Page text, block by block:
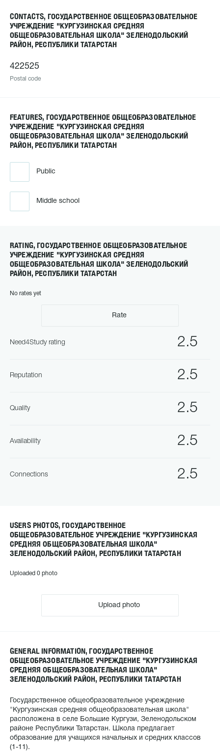
CONTACTS, ГОСУДАРСТВЕННОЕ ОБЩЕОБРАЗОВАТЕЛЬНОЕ
УЧРЕЖДЕНИЕ "КУРГУЗИНСКАЯ СРЕДНЯЯ
ОБЩЕОБРАЗОВАТЕЛЬНАЯ ШКОЛА" ЗЕЛЕНОДОЛЬСКИЙ
РАЙОН, РЕСПУБЛИКИ ТАТАРСТАН
422525
Postal code
FEATURES, ГОСУДАРСТВЕННОЕ ОБЩЕОБРАЗОВАТЕЛЬНОЕ
УЧРЕЖДЕНИЕ "КУРГУЗИНСКАЯ СРЕДНЯЯ
ОБЩЕОБРАЗОВАТЕЛЬНАЯ ШКОЛА" ЗЕЛЕНОДОЛЬСКИЙ
РАЙОН, РЕСПУБЛИКИ ТАТАРСТАН
Public
Middle school
RATING, ГОСУДАРСТВЕННОЕ ОБЩЕОБРАЗОВАТЕЛЬНОЕ
УЧРЕЖДЕНИЕ "КУРГУЗИНСКАЯ СРЕДНЯЯ
ОБЩЕОБРАЗОВАТЕЛЬНАЯ ШКОЛА" ЗЕЛЕНОДОЛЬСКИЙ
РАЙОН, РЕСПУБЛИКИ ТАТАРСТАН
No rates yet
Rate
2.5
Need4Study rating
2.5
Reputation
2.5
Quality
2.5
Availability
2.5
Connections
USERS PHOTOS, ГОСУДАРСТВЕННОЕ
ОБЩЕОБРАЗОВАТЕЛЬНОЕ УЧРЕЖДЕНИЕ "КУРГУЗИНСКАЯ
СРЕДНЯЯ ОБЩЕОБРАЗОВАТЕЛЬНАЯ ШКОЛА"
ЗЕЛЕНОДОЛЬСКИЙ РАЙОН, РЕСПУБЛИКИ ТАТАРСТАН
Uploaded 0 photo
Upload photo
GENERAL INFORMATION, ГОСУДАРСТВЕННОЕ
ОБЩЕОБРАЗОВАТЕЛЬНОЕ УЧРЕЖДЕНИЕ "КУРГУЗИНСКАЯ
СРЕДНЯЯ ОБЩЕОБРАЗОВАТЕЛЬНАЯ ШКОЛА"
ЗЕЛЕНОДОЛЬСКИЙ РАЙОН, РЕСПУБЛИКИ ТАТАРСТАН
Государственное общеобразовательное учреждение
"Кургузинская средняя общеобразовательная школа"
расположена в селе Большие Кургузи, Зеленодольском
районе Республики Татарстан. Школа предлагает
образование для учащихся начальных и средних классов
(1-11).